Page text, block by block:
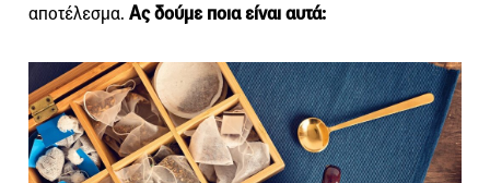
αποτέλεσμα. Ας δούμε ποια είναι αυτά: